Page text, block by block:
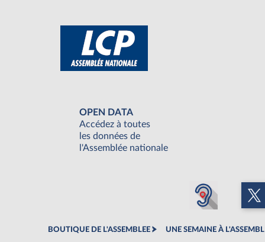
OPEN DATA
Accédez à toutes
les données de
l'Assemblée nationale
BOUTIQUE DE L'ASSEMBLEE UNE SEMAINE À